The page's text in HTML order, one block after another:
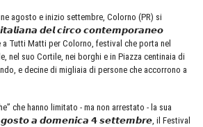
agosto e inizio settembre, Colorno (PR) si
𝙞𝙩𝙖𝙡𝙞𝙖𝙣𝙖 𝙙𝙚𝙡 𝙘𝙞𝙧𝙘𝙤 𝙘𝙤𝙣𝙩𝙚𝙢𝙥𝙤𝙧𝙖𝙣𝙚𝙤
Tutti Matti per Colorno, festival che porta nel
nel suo Cortile, nei borghi e in Piazza centinaia di
e decine di migliaia di persone che accorrono a
che hanno limitato - ma non arrestato - la sua
𝙖 𝙙𝙤𝙢𝙚𝙣𝙞𝙘𝙖 𝟰 𝙨𝙚𝙩𝙩𝙚𝙢𝙗𝙧𝙚, il Festival